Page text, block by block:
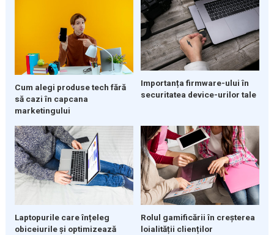
Cum alegi produse tech fără
să cazi în capcana
marketingului
Importanța firmware-ului în
securitatea device-urilor tale
Laptopurile care înțeleg
obiceiurile și optimizează
Rolul gamificării în creșterea
loialității clienților